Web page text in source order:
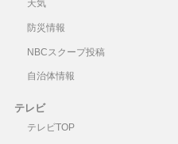
天気
防災情報
NBCスクープ投稿
自治体情報
テレビ
テレビTOP